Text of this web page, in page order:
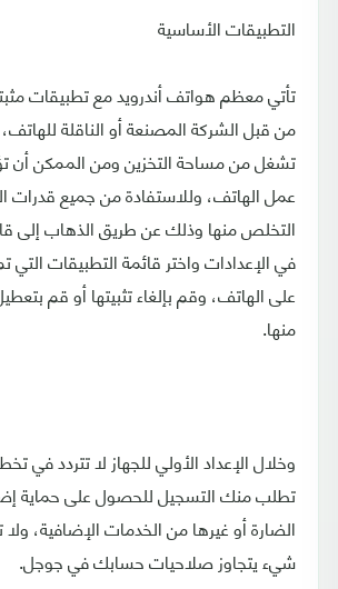
التطبيقات الأساسية
تأتي معظم هواتف أندرويد مع تطبيقات
من قبل الشركة المصنعة أو الناقلة
تشغل من مساحة التخزين ومن الممكن أن
عمل الهاتف، وللاستفادة من جميع قدرات
التخلص منها وذلك عن طريق الذهاب إلى
في الإعدادات واختر قائمة التطبيقات التي
على الهاتف، وقم بإلغاء تثبيتها أو قم
منها.
وخلال الإعداد الأولي للجهاز لا تتردد في
تطلب منك التسجيل للحصول على حماية
الضارة أو غيرها من الخدمات الإضافية،
شيء يتجاوز صلاحيات حسابك في جوجل.